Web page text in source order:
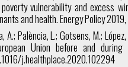
vulnerability and excess
and health. Energy Policy
A.; Palència, L.; Gotsens, M.;
Union before and
j.healthplace.2020.102294